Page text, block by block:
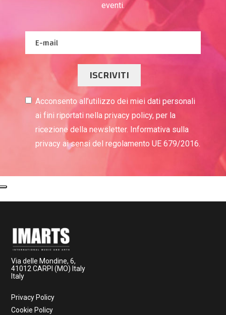
eventi.
ISCRIVITI
Acconsento all’utilizzo dei miei dati personali
ai fini riportati nella privacy policy, per la
ricezione della newsletter. Informativa sulla
privacy ai sensi del regolamento UE 679/2016.
Via delle Mondine, 6,
41012 CARPI (MO) Italy
Italy
Privacy Policy
Cookie Policy